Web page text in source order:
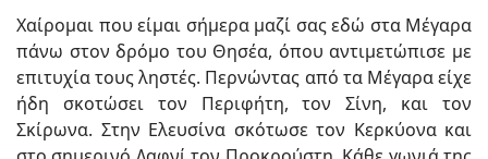
Χαίρομαι που είμαι σήμερα μαζί σας εδώ στα Μέγαρα
πάνω στον δρόμο του Θησέα, όπου αντιμετώπισε με
επιτυχία τους ληστές. Περνώντας από τα Μέγαρα είχε
ήδη σκοτώσει τον Περιφήτη, τον Σίνη, και τον
Σκίρωνα. Στην Ελευσίνα σκότωσε τον Κερκύονα και